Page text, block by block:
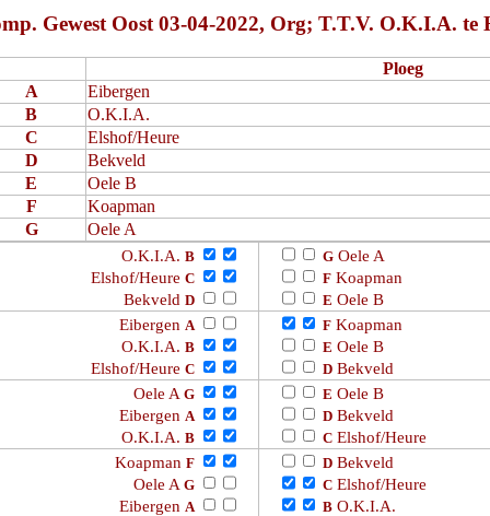
Gewest Oost 03-04-2022, Org; T.T.V. O.K.I.A. te
Ploeg
A
Eibergen
B
O.K.I.A.
C
Elshof/Heure
D
Bekveld
E
Oele B
F
Koapman
G
Oele A
O.K.I.A. B
Elshof/Heure C
Bekveld D
G Oele A
F Koapman
E Oele B
Eibergen A
O.K.I.A. B
Elshof/Heure C
F Koapman
E Oele B
D Bekveld
Oele A G
Eibergen A
O.K.I.A. B
E Oele B
D Bekveld
C Elshof/Heure
Koapman F
Oele A G
Eibergen A
D Bekveld
C Elshof/Heure
B O.K.I.A.